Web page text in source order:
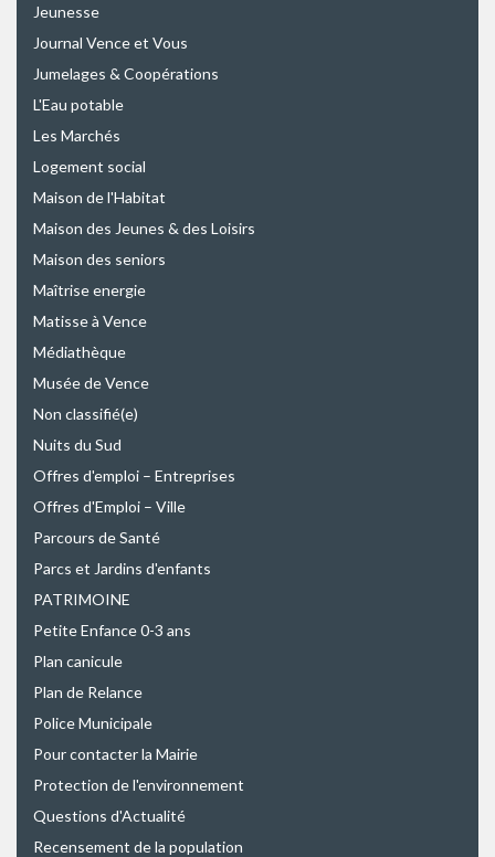
Jeunesse
Journal Vence et Vous
Jumelages & Coopérations
L'Eau potable
Les Marchés
Logement social
Maison de l'Habitat
Maison des Jeunes & des Loisirs
Maison des seniors
Maîtrise energie
Matisse à Vence
Médiathèque
Musée de Vence
Non classifié(e)
Nuits du Sud
Offres d'emploi – Entreprises
Offres d'Emploi – Ville
Parcours de Santé
Parcs et Jardins d'enfants
PATRIMOINE
Petite Enfance 0-3 ans
Plan canicule
Plan de Relance
Police Municipale
Pour contacter la Mairie
Protection de l'environnement
Questions d'Actualité
Recensement de la population